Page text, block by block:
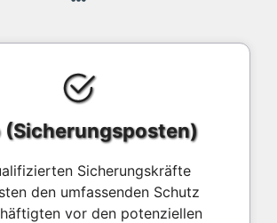
(Sicherungsposten)
Sicherungskräfte
den umfassenden Schutz
vor den potenziellen